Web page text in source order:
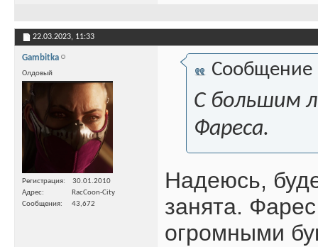
22.03.2023, 11:33
Gambitka
Олдовый
Регистрация
30.01.2010
Адрес
RacCoon-City
Сообщения
43,672
Сообщение
С большим
Фареса.
Надеюсь,
занята.
огромными